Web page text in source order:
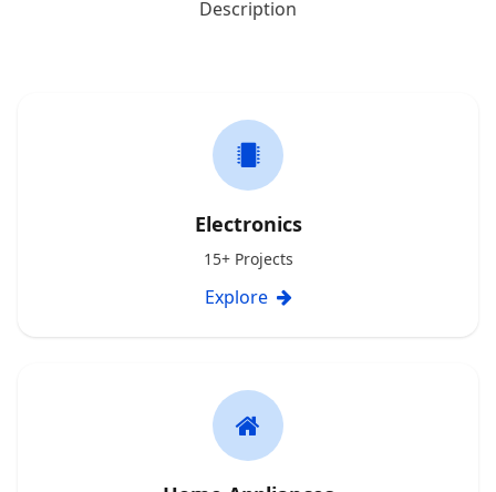
Description
Electronics
15+ Projects
Explore